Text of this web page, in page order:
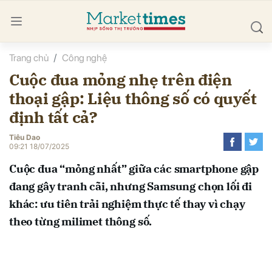
Trang chủ Công nghệ
Cuộc đua mỏng nhẹ trên điện
thoại gập: Liệu thông số có quyết
định tất cả?
Tiêu Dao
09:21 18/07/2025
Cuộc đua “mỏng nhất” giữa các smartphone gập
đang gây tranh cãi, nhưng Samsung chọn lối đi
khác: ưu tiên trải nghiệm thực tế thay vì chạy
theo từng milimet thông số.
luận